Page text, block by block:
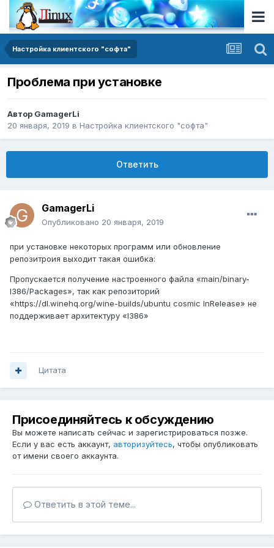
Настройка клиентского "софта"
Проблема при установке
Автор GamagerLi
20 января, 2019 в Настройка клиентского "софта"
Ответить
GamagerLi
Опубликовано 20 января, 2019
при установке некоторых программ или обновление
репозитроия выходит такая ошибка:
Пропускается получение настроенного файла «main/binary-
l386/Packages», так как репозиторий
«https://dl.winehq.org/wine-builds/ubuntu cosmic InRelease» не
поддерживает архитектуру «l386»
Цитата
Присоединяйтесь к обсуждению
Вы можете написать сейчас и зарегистрироваться позже.
Если у вас есть аккаунт, авторизуйтесь, чтобы опубликовать
от имени своего аккаунта.
Ответить в этой теме...